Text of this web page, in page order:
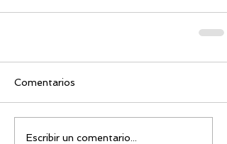
Comentarios
Escribir un comentario...